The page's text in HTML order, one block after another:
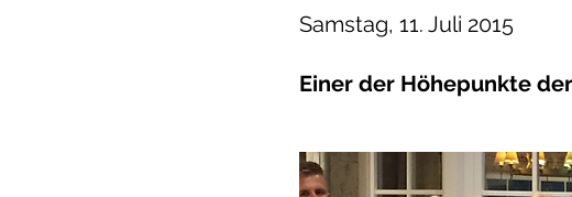
Samstag, 11. Juli 2015
Einer der Höhepunkte